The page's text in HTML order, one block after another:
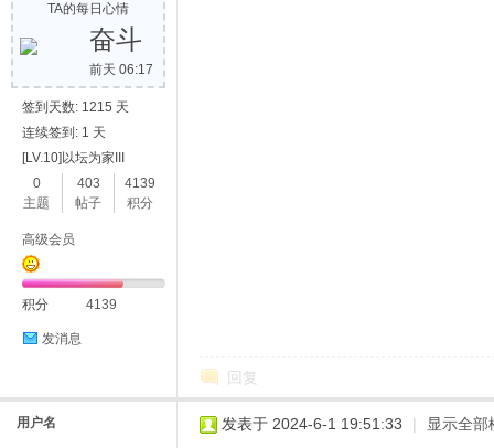
TA的每日心情
奋斗
前天 06:17
签到天数: 1215 天
连续签到: 1 天
[LV.10]以坛为家III
0
主题
403
帖子
4139
积分
高级会员
积分 4139
发消息
回复
用户名 发表于 2024-6-1 19:51:33 | 显示全部